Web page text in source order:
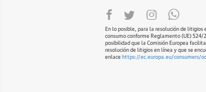
En lo posible, para la resolución de litigios
consumo conforme Reglamento (UE) 524/
posibilidad que la Comisión Europea
resolución de litigios en línea y que se
enlace https://ec.europa.eu/consumers/